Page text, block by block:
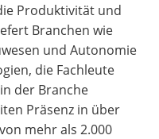
Produktivität und
Branchen wie
und Autonomie
die Fachleute
der Branche
Präsenz in über
mehr als 2.000